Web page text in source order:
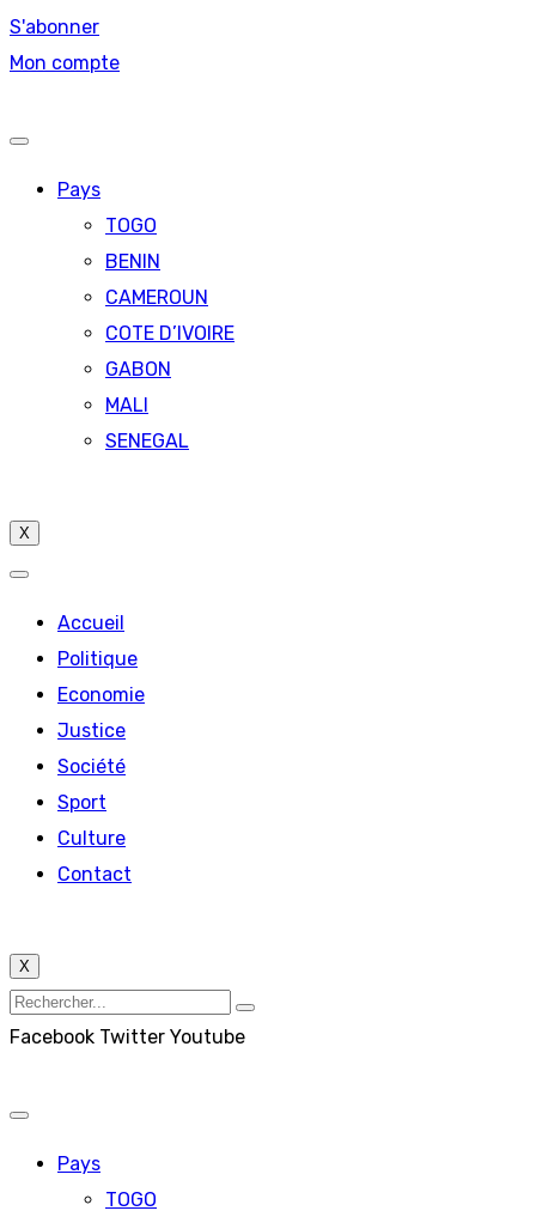
S'abonner
Mon compte
Pays
TOGO
BENIN
CAMEROUN
COTE D’IVOIRE
GABON
MALI
SENEGAL
X
Accueil
Politique
Economie
Justice
Société
Sport
Culture
Contact
X
Facebook Twitter Youtube
Pays
TOGO